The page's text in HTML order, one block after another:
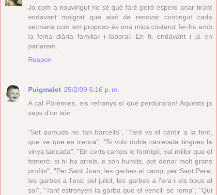
Jo com a nouvingut no sé què faré però espero anar tirant
endavant malgrat que això de renovar contingut cada
setmana com em proposo és una mica costarut fer-ho amb
la feina diària familiar i laboral. En fi, endavant i ja en
parlarem.
Respon
Puigmalet 25/2/09 6:16 p. m.
A cal Parèmies, els refranys sí que perduraran! Aquests ja
saps d'on són:
"Set aumuds no fan barcella", "Tant va el càntir a la font,
que ve que es trenca", "Si vols doble carretada tingues la
vinya tancada", "En certs camps lo formigó, val millor que el
femeró: si hi ha arrels, o són humits, pot donar molt grans
profits", "Per Sant Joan, les garbes al camp; per Sant Pere,
les garbes a l'era; pel juliol, les garbes a l'era i els bous al
sol", "Tant estrenyen la garba que el vencill se romp", "Qui